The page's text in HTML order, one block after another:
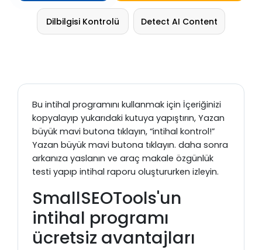
Dilbilgisi Kontrolü Detect AI Content
Bu intihal programını kullanmak için İçeriğinizi
kopyalayıp yukarıdaki kutuya yapıştırın, Yazan
büyük mavi butona tıklayın, “intihal kontrol!”
Yazan büyük mavi butona tıklayın. daha sonra
arkanıza yaslanın ve araç makale özgünlük
testi yapıp intihal raporu oluştururken izleyin.
SmallSEOTools'un
intihal programı
ücretsiz avantajları